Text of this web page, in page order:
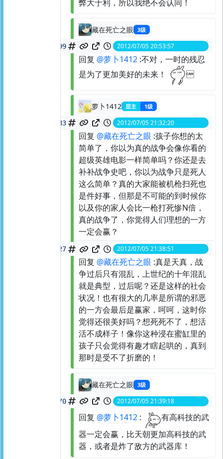
弊大于利，所以我绝不会认同！
藏在死亡之眼 3级
21550021599 2012/07/05 20:53:57
回复 @萝卜1412 :不对，一时的残忍
是为了更加美好的未来！

萝卜1412 层主 1级
21551501683 2012/07/05 21:32:20
回复 @藏在死亡之眼 :孩子你想的太
简单了，你以为真的战争会像你看的
超级英雄电影一样简单吗？你还是去
补补战争史吧，你以为战争只是死人
这么简单？真的大家能被机枪扫死也
是件好事，但那是不可能的到时候你
以及你的家人会比一枪打死惨N倍，
真的战争了，你觉得人们理想的一方
一定会赢？
21551753727 2012/07/05 21:38:51
回复 @藏在死亡之眼 :真是天真，战
争过后只有混乱，上世纪的十年混乱
就是典型，过后呢？还是这样的社会
状况！也有很大的几率是所谓的邪恶
的一方会最后是赢家，呵呵，这时你
觉得还很美好吗？想死死不了，想活
活不成样子！像你这种浸在蜜缸里的
孩子只会觉得有趣才瞎起哄的，真到
那时是受不了折磨的！
藏在死亡之眼 3级
21551771470 2012/07/05 21:39:18
回复 @萝卜1412 :
有高科技的武
器一定会赢，比天朝更加高科技的武
器，或者是炸了敌方的武器库！